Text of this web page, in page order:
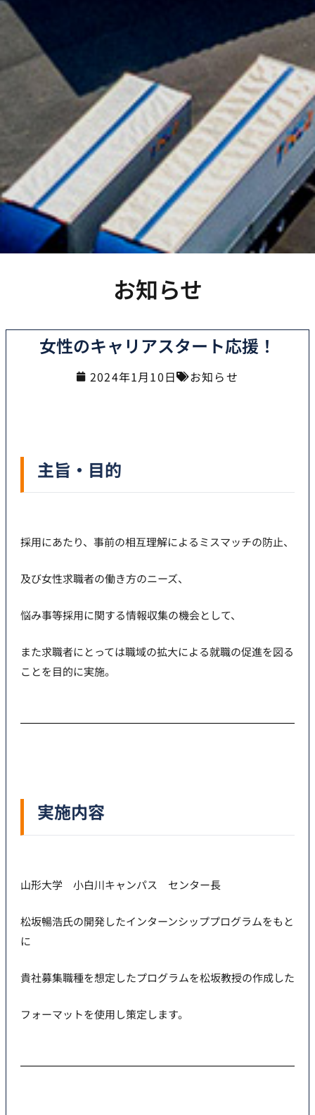
お知らせ
女性のキャリアスタート応援！
2024年1月10日 お知らせ
主旨・目的
採用にあたり、事前の相互理解によるミスマッチの防止、
及び女性求職者の働き方のニーズ、
悩み事等採用に関する情報収集の機会として、
また求職者にとっては職域の拡大による就職の促進を図る
ことを目的に実施。
実施内容
山形大学 小白川キャンパス センター長
松坂暢浩氏の開発したインターンシッププログラムをもと
に
貴社募集職種を想定したプログラムを松坂教授の作成した
フォーマットを使用し策定します。